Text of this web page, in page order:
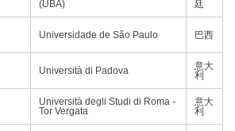
(UBA) 廷
Universidade de São Paulo 巴西
Università di Padova
意大
利
Università degli Studi di Roma -
Tor Vergata
意大
利